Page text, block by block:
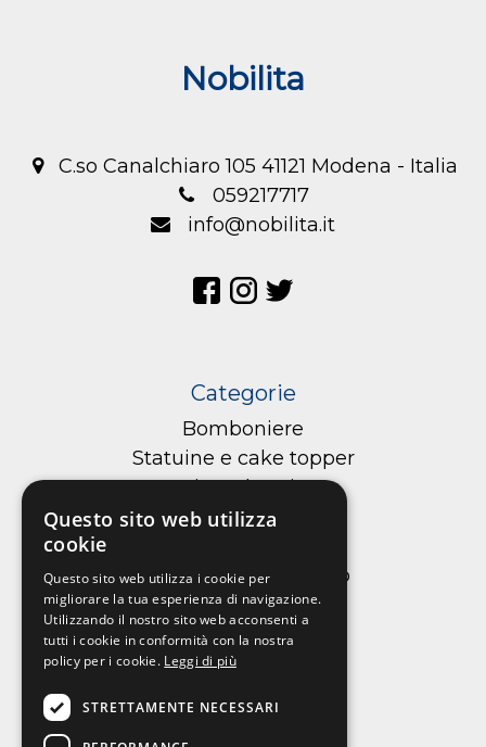
Nobilita
C.so Canalchiaro 105 41121 Modena - Italia
059217717
info@nobilita.it
Categorie
Bomboniere
Statuine e cake topper
Cioccolateria
Confetteria
Tortellini di cioccolato
Cialde per torte
Informazioni
Questo sito web utilizza
cookie
Questo sito web utilizza i cookie per
migliorare la tua esperienza di navigazione.
Utilizzando il nostro sito web acconsenti a
tutti i cookie in conformità con la nostra
policy per i cookie. Leggi di più
STRETTAMENTE NECESSARI